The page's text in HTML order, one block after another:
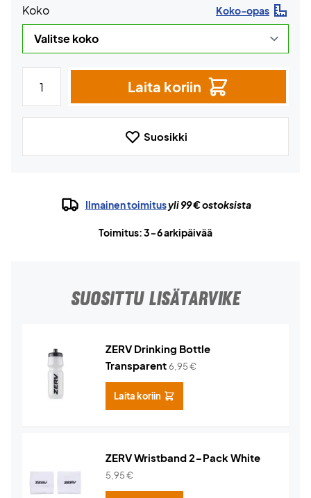
Koko Koko-opas
Laita koriin
Suosikki
Ilmainen toimitusyli 99 € ostoksista
Toimitus: 3-6 arkipäivää
SUOSITTU LISÄTARVIKE
ZERV Drinking Bottle
Transparent6,95€
Laita koriin
ZERV Wristband 2-Pack White
5,95€